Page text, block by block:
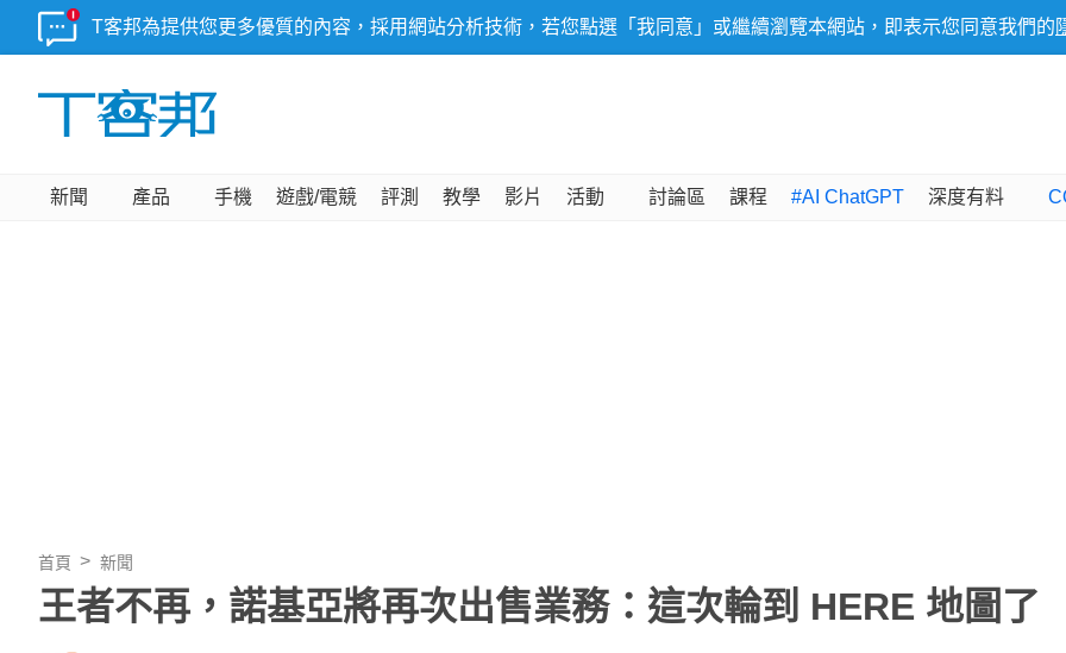
T客邦為提供您更多優質的內容，採用網站分析技術，若您點選「我同意」或繼續瀏覽本網站，即表示您同意我們的
新聞 產品 手機 遊戲/電競 評測 教學 影片 活動 討論區 課程 #AI ChatGPT 深度有料
首頁 新聞
王者不再，諾基亞將再次出售業務：這次輪到 HERE 地圖了